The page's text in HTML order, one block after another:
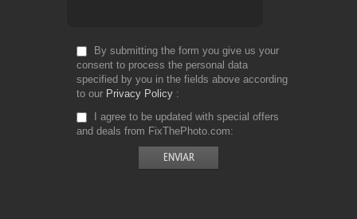
By submitting the form you give us your
consent to process the personal data
specified by you in the fields above according
to our Privacy Policy
I agree to be updated with special offers
and deals from FixThePhoto.com